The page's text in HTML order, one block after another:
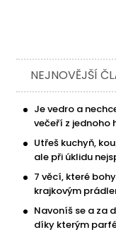
NEJNOVĚJŠÍ
Je vedro a
večeří z jednoho
Utřeš kuchyň,
ale při úklidu
7 věcí, které
krajkovým
Navoníš se a za
díky kterým